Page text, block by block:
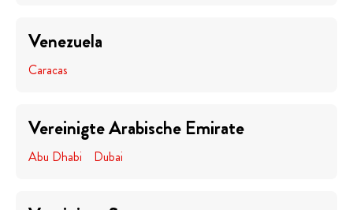
Venezuela
Caracas
Vereinigte Arabische Emirate
Abu Dhabi Dubai